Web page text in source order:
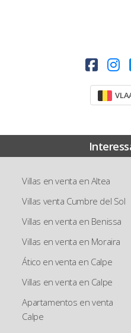
Villas en venta en Altea
Villas venta Cumbre del Sol
Villas en venta en Benissa
Villas en venta en Moraira
Ático en venta en Calpe
Villas en venta en Calpe
Apartamentos en venta
Calpe